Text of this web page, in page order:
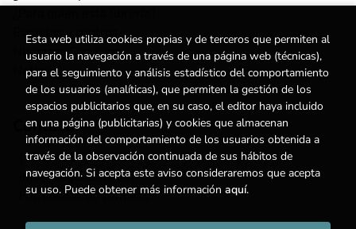
Escuelas y centros
Nuestros Servicios
Noticias
Contacto
(+34) 615 55 96 54
info@degestalt.com
Formulario de contacto
Esta web utiliza cookies propias y de terceros que permiten al
usuario la navegación a través de una página web (técnicas),
para el seguimiento y análisis estadístico del comportamiento
de los usuarios (analíticas), que permiten la gestión de los
espacios publicitarios que, en su caso, el editor haya incluido
en una página (publicitarias) y cookies que almacenan
información del comportamiento de los usuarios obtenida a
través de la observación continuada de sus hábitos de
navegación. Si acepta este aviso consideraremos que acepta
su uso. Puede obtener más información aquí.